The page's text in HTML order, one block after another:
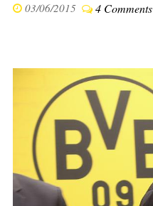
03/06/2015 4 Comments